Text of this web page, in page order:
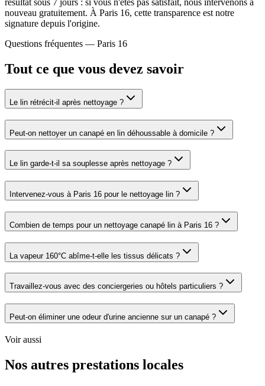
résultat sous 7 jours : si vous n'êtes pas satisfait, nous intervenons à
nouveau gratuitement. À Paris 16, cette transparence est notre
signature depuis l'origine.
Questions fréquentes — Paris 16
Tout ce que vous devez savoir
Le lin rétrécit-il après nettoyage ?
Peut-on nettoyer un canapé en lin déhoussable à domicile ?
Le lin garde-t-il sa souplesse après nettoyage ?
Intervenez-vous à Paris 16 pour le nettoyage lin ?
Combien de temps pour un nettoyage canapé lin à Paris 16 ?
La vapeur 160°C abîme-t-elle les tissus délicats ?
Travaillez-vous avec des conciergeries ou hôtels particuliers ?
Peut-on éliminer une odeur d'urine ancienne sur un canapé ?
Voir aussi
Nos autres prestations locales